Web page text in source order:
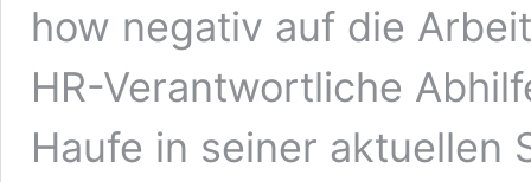
how negativ auf die
HR-Verantwortliche
Haufe in seiner aktuellen